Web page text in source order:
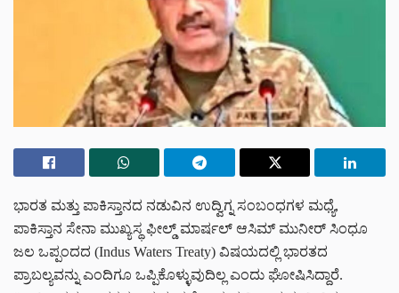
ಭಾರತ ಮತ್ತು ಪಾಕಿಸ್ತಾನದ ನಡುವಿನ ಉದ್ವಿಗ್ನ ಸಂಬಂಧಗಳ ಮಧ್ಯೆ,
ಪಾಕಿಸ್ತಾನ ಸೇನಾ ಮುಖ್ಯಸ್ಥ ಫೀಲ್ಡ್ ಮಾರ್ಷಲ್ ಆಸಿಮ್ ಮುನೀರ್ ಸಿಂಧೂ
ಜಲ ಒಪ್ಪಂದದ (Indus Waters Treaty) ವಿಷಯದಲ್ಲಿ ಭಾರತದ
ಪ್ರಾಬಲ್ಯವನ್ನು ಎಂದಿಗೂ ಒಪ್ಪಿಕೊಳ್ಳುವುದಿಲ್ಲ ಎಂದು ಘೋಷಿಸಿದ್ದಾರೆ.